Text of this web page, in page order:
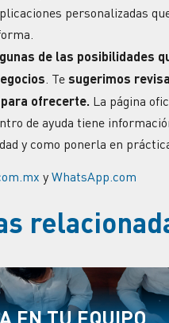
personalizadas
de las posibilidades
. Te sugerimos
ofrecerte. La página
de ayuda tiene
y como ponerla en
y WhatsApp.com
EN TU EQUIPO